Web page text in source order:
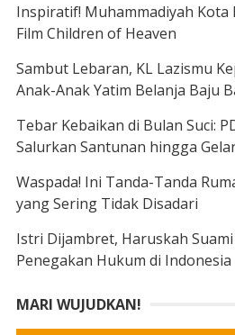
Inspiratif! Muhammadiyah
Film Children of Heaven
Sambut Lebaran, KL Lazismu
Anak-Anak Yatim Belanja Baju
Tebar Kebaikan di Bulan Suci:
Salurkan Santunan hingga
Waspada! Ini Tanda-Tanda
yang Sering Tidak Disadari
Istri Dijambret, Haruskah
Penegakan Hukum di Indonesia
MARI WUJUDKAN!